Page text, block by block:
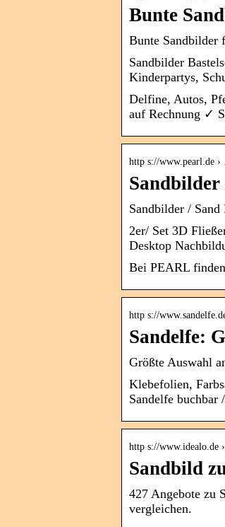
Bunte
Bunte Sandbilder
Sandbilder
Kinderpartys,
Delfine, Autos,
auf Rechnung ✓
http s://www.pearl.de
Sandbilder /
2er/ Set 3D
Desktop
Bei PEARL
http s://
Sandelfe:
Größte Auswahl
Klebefolien,
Sandelfe buchbar
http s://www.idealo.de
Sandbild
427 Angebote zu
vergleichen.